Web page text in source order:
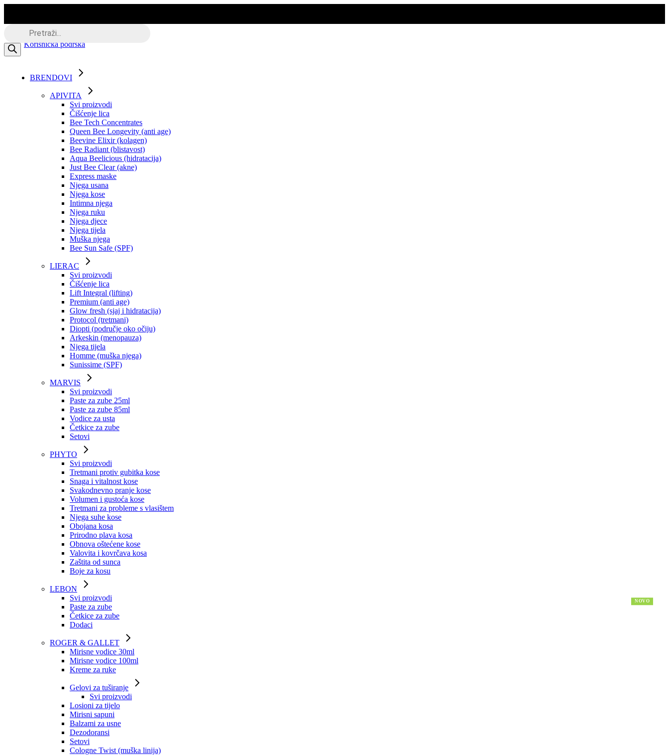
the
Korisnička podrška
BRENDOVI
APIVITA
Svi proizvodi
Čišćenje lica
Bee Tech Concentrates
Queen Bee Longevity (anti age)
Beevine Elixir (kolagen)
Bee Radiant (blistavost)
Aqua Beelicious (hidratacija)
Just Bee Clear (akne)
Express maske
Njega usana
Njega kose
Intimna njega
Njega ruku
Njega djece
Njega tijela
Muška njega
Bee Sun Safe (SPF)
LIERAC
Svi proizvodi
Čišćenje lica
Lift Integral (lifting)
Premium (anti age)
Glow fresh (sjaj i hidratacija)
Protocol (tretmani)
Diopti (područje oko očiju)
Arkeskin (menopauza)
Njega tijela
Homme (muška njega)
Sunissime (SPF)
MARVIS
Svi proizvodi
Paste za zube 25ml
Paste za zube 85ml
Vodice za usta
Četkice za zube
Setovi
PHYTO
Svi proizvodi
Tretmani protiv gubitka kose
Snaga i vitalnost kose
Svakodnevno pranje kose
Volumen i gustoća kose
Tretmani za probleme s vlasištem
Njega suhe kose
Obojana kosa
Prirodno plava kosa
Obnova oštećene kose
Valovita i kovrčava kosa
Zaštita od sunca
Boje za kosu
LEBON
Svi proizvodi
Paste za zube
Četkice za zube
Dodaci
ROGER & GALLET
Mirisne vodice 30ml
Mirisne vodice 100ml
Kreme za ruke
Gelovi za tuširanje
Svi proizvodi
Losioni za tijelo
Mirisni sapuni
Balzami za usne
Dezodoransi
Setovi
Cologne Twist (muška linija)